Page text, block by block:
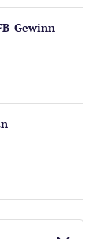
Gewinn­